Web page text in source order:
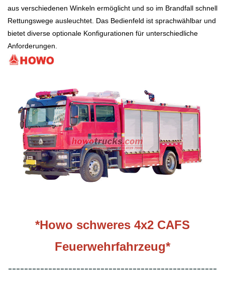
aus verschiedenen Winkeln ermöglicht und so im Brandfall schnell
Rettungswege ausleuchtet. Das Bedienfeld ist sprachwählbar und
bietet diverse optionale Konfigurationen für unterschiedliche
Anforderungen.
*Howo schweres 4x2 CAFS
Feuerwehrfahrzeug*
----------------------------------------------------